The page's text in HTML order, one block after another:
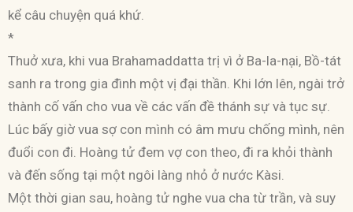
kể câu chuyện quá khứ.
*
Thuở xưa, khi vua Brahamaddatta trị vì ở Ba-la-nại, Bồ-tát
sanh ra trong gia đình một vị đại thần. Khi lớn lên, ngài trở
thành cố vấn cho vua về các vấn đề thánh sự và tục sự.
Lúc bấy giờ vua sợ con mình có âm mưu chống mình, nên
đuổi con đi. Hoàng tử đem vợ con theo, đi ra khỏi thành
và đến sống tại một ngôi làng nhỏ ở nước Kàsi.
Một thời gian sau, hoàng tử nghe vua cha từ trần, và suy